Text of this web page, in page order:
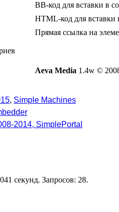
BB-код для вставки в
HTML-код для вставки
Прямая ссылка на
Aeva Media 1.4w ©
, Simple Machines
2014, SimplePortal
секунд. Запросов: 28.